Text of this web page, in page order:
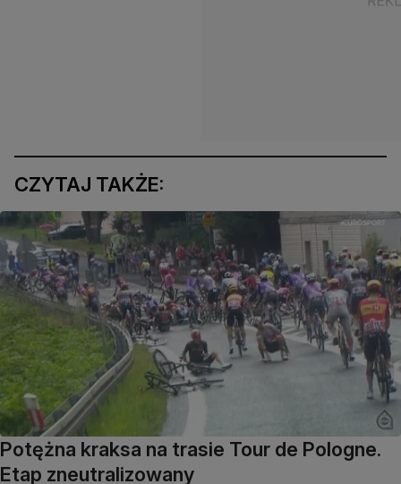
CZYTAJ TAKŻE:
Potężna kraksa na trasie Tour de Pologne.
Etap zneutralizowany